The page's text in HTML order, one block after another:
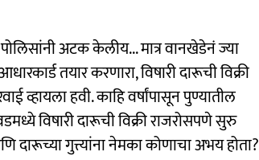
अटक केलीय... मात्र वानखेडेनं ज्या
तयार करणारा, विषारी दारूची विक्री
हवी. काहि वर्षांपासून पुण्यातील
विषारी दारूची विक्री राजरोसपणे सुरु
दारूच्या गुत्त्यांना नेमका कोणाचा अभय होता?